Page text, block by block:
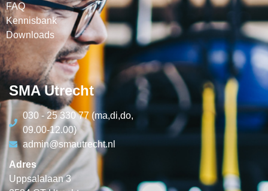
FAQ
Kennisbank
Downloads
SMA Utrecht
030 - 25 330 77 (ma,di,do,
09.00-12.00)
admin@smautrecht.nl
Adres
Uppsalalaan 3